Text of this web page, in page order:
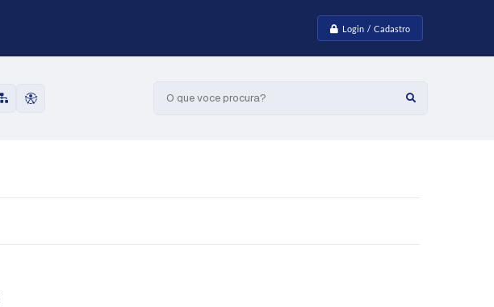
Login / Cadastro
O que voce procura?